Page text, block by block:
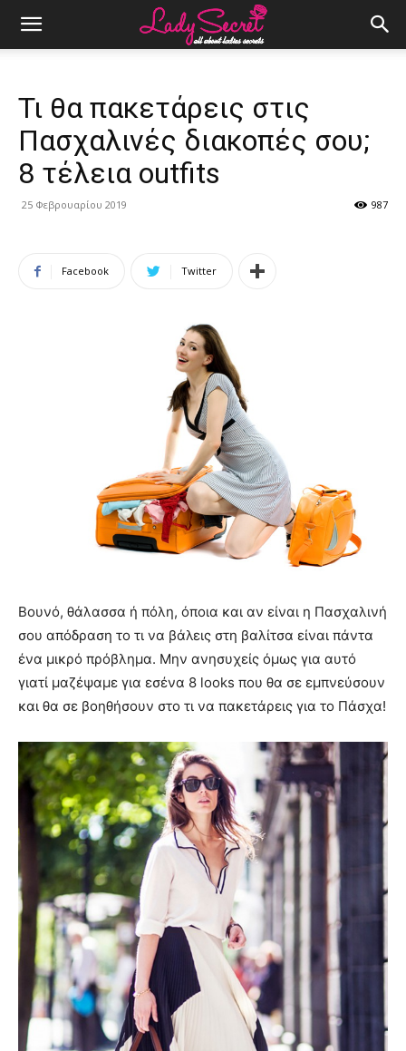
Τι θα πακετάρεις στις
Πασχαλινές διακοπές σου;
8 τέλεια outfits
25 Φεβρουαρίου 2019 987
Facebook Twitter
Βουνό, θάλασσα ή πόλη, όποια και αν είναι η Πασχαλινή
σου απόδραση το τι να βάλεις στη βαλίτσα είναι πάντα
ένα μικρό πρόβλημα. Μην ανησυχείς όμως για αυτό
γιατί μαζέψαμε για εσένα 8 looks που θα σε εμπνεύσουν
και θα σε βοηθήσουν στο τι να πακετάρεις για το Πάσχα!